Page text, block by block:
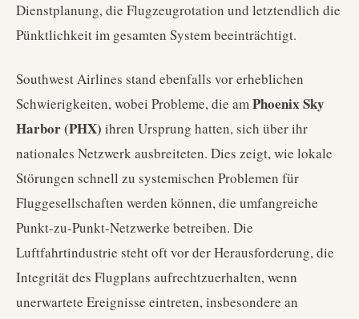
Dienstplanung, die Flugzeugrotation und letztendlich die
Pünktlichkeit im gesamten System beeinträchtigt.
Southwest Airlines stand ebenfalls vor erheblichen
Schwierigkeiten, wobei Probleme, die amPhoenix Sky
Harbor (PHX) ihren Ursprung hatten, sich über ihr
nationales Netzwerk ausbreiteten. Dies zeigt, wie lokale
Störungen schnell zu systemischen Problemen für
Fluggesellschaften werden können, die umfangreiche
Punkt-zu-Punkt-Netzwerke betreiben. Die
Luftfahrtindustrie steht oft vor der Herausforderung, die
Integrität des Flugplans aufrechtzuerhalten, wenn
unerwartete Ereignisse eintreten, insbesondere an